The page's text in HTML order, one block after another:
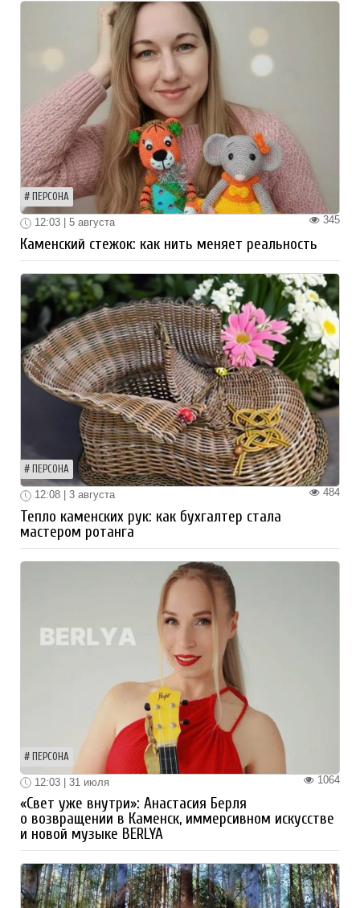
ПЕРСОНА
345
12:03 | 5 августа
Каменский стежок: как нить меняет реальность
ПЕРСОНА
484
12:08 | 3 августа
Тепло каменских рук: как бухгалтер стала
мастером ротанга
ПЕРСОНА
1064
12:03 | 31 июля
«Свет уже внутри»: Анастасия Берля
о возвращении в Каменск, иммерсивном искусстве
и новой музыке BERLYA